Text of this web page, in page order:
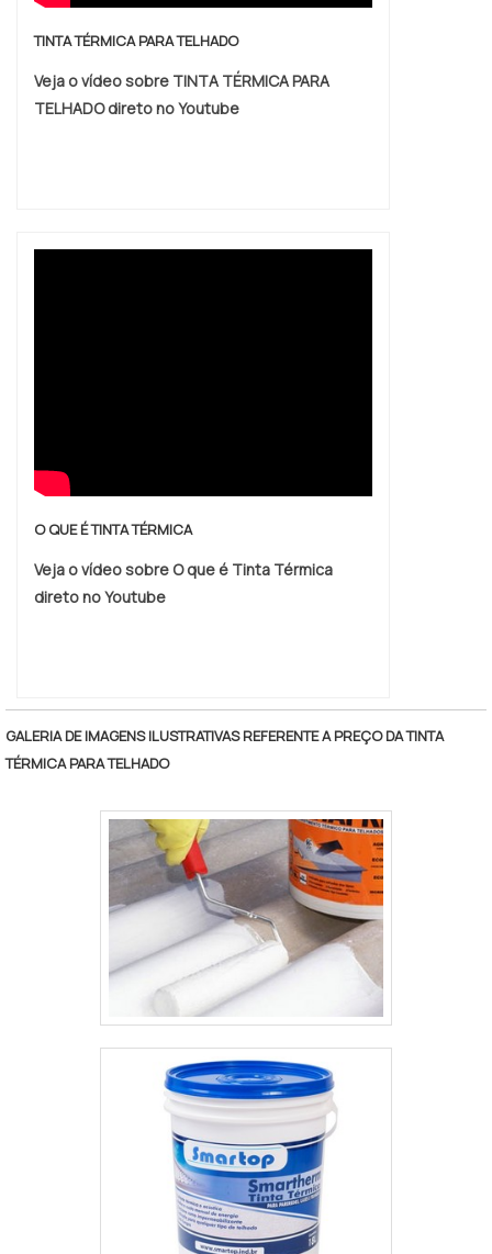
TINTA TÉRMICA PARA TELHADO
Veja o vídeo sobre TINTA TÉRMICA PARA
TELHADO direto no Youtube
O QUE É TINTA TÉRMICA
Veja o vídeo sobre O que é Tinta Térmica
direto no Youtube
GALERIA DE IMAGENS ILUSTRATIVAS REFERENTE A PREÇO DA TINTA
TÉRMICA PARA TELHADO